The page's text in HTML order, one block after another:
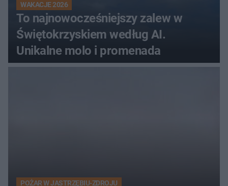
WAKACJE 2026
To najnowocześniejszy zalew w
Świętokrzyskiem według AI.
Unikalne molo i promenada
POŻAR W JASTRZĘBIU-ZDROJU